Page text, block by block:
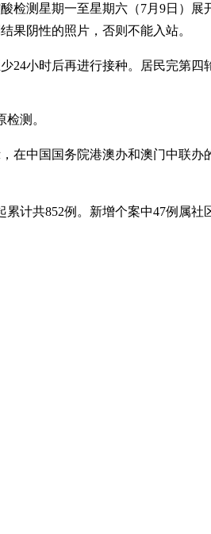
测星期一至星期六（7月9日）
果阴性的照片，否则不能入站。
小时后再进行接种。居民完第四
测。
在中国国务院港澳办和澳门中联
计共852例。新增个案中47例属社